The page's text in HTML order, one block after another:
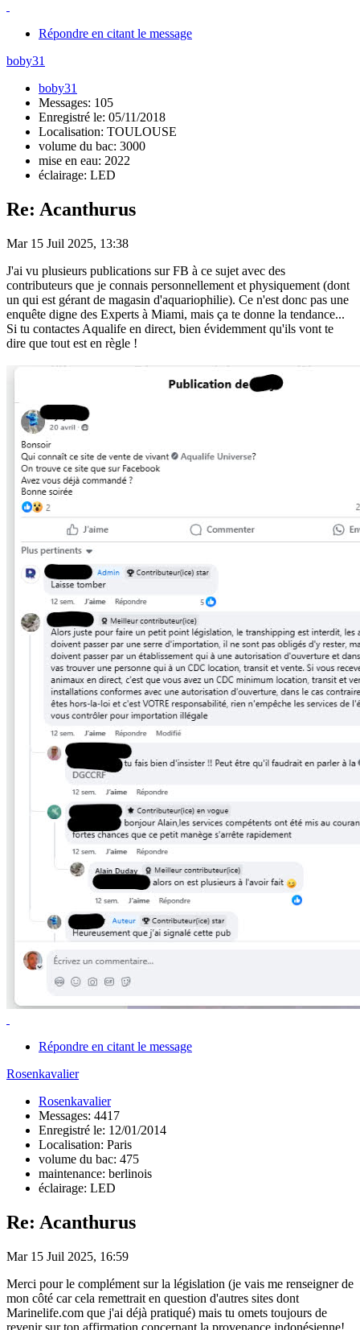
Répondre en citant le message
boby31
boby31
Messages: 105
Enregistré le: 05/11/2018
Localisation: TOULOUSE
volume du bac: 3000
mise en eau: 2022
éclairage: LED
Re: Acanthurus
Mar 15 Juil 2025, 13:38
J'ai vu plusieurs publications sur FB à ce sujet avec des
contributeurs que je connais personnellement et physiquement (dont
un qui est gérant de magasin d'aquariophilie). Ce n'est donc pas une
enquête digne des Experts à Miami, mais ça te donne la tendance...
Si tu contactes Aqualife en direct, bien évidemment qu'ils vont te
dire que tout est en règle !
Répondre en citant le message
Rosenkavalier
Rosenkavalier
Messages: 4417
Enregistré le: 12/01/2014
Localisation: Paris
volume du bac: 475
maintenance: berlinois
éclairage: LED
Re: Acanthurus
Mar 15 Juil 2025, 16:59
Merci pour le complément sur la législation (je vais me renseigner de
mon côté car cela remettrait en question d'autres sites dont
Marinelife.com que j'ai déjà pratiqué) mais tu omets toujours de
revenir sur ton affirmation concernant la provenance indonésienne!